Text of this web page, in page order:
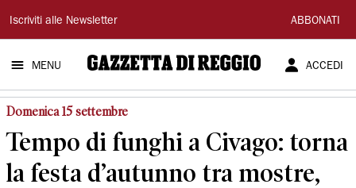
Gazzetta
di
Reggio
Iscriviti alle Newsletter ABBONATI
MENU ACCEDI
Domenica 15 settembre
Tempo di funghi a Civago: torna
la festa d’autunno tra mostre,